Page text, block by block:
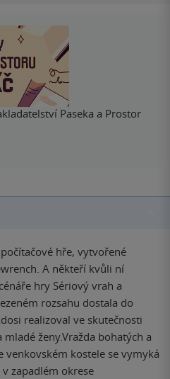
Paseka a Prostor
hře, vytvořené
A někteří kvůli ní
hry Sériový vrah a
rozsahu dostala do
realizoval ve skutečnosti
ženy.Vražda bohatých a
venkovském kostele se vymyká
zapadlém okrese